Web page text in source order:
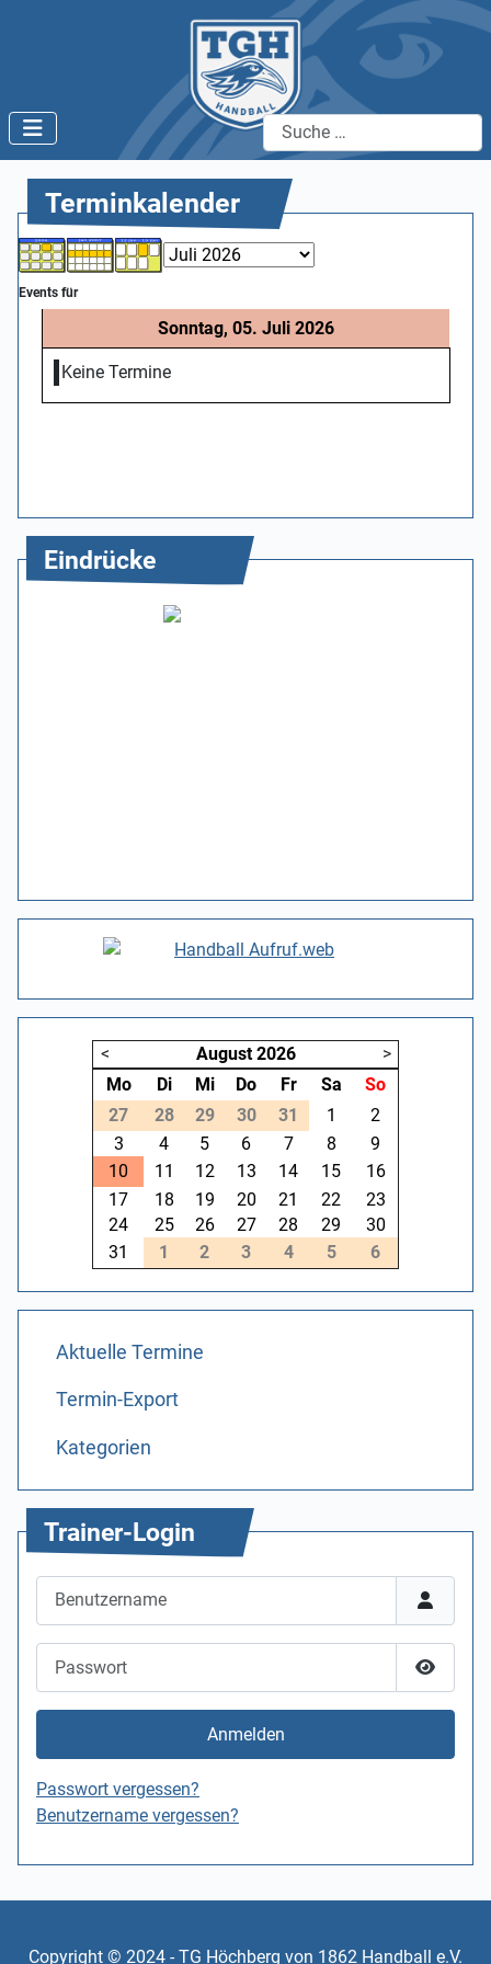
Suchen
Terminkalender
Events für
Sonntag, 05. Juli 2026
Keine Termine
Eindrücke
< August 2026
>
Mo
Di Mi Do Fr Sa
So
27
28 29 30 31 1
2
3
4 5 6 7 8
9
10
11 12 13 14 15
16
17
18 19 20 21 22
23
24
25 26 27 28 29
30
31
1 2 3 4 5 6
Aktuelle Termine
Termin-Export
Kategorien
Trainer-Login
Anmelden
Passwort vergessen?
Benutzername vergessen?
Copyright © 2024 - TG Höchberg von 1862 Handball e.V.